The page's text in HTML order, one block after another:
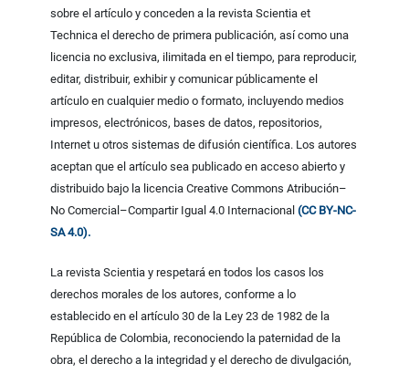
sobre el artículo y conceden a la revista Scientia et
Technica el derecho de primera publicación, así como una
licencia no exclusiva, ilimitada en el tiempo, para reproducir,
editar, distribuir, exhibir y comunicar públicamente el
artículo en cualquier medio o formato, incluyendo medios
impresos, electrónicos, bases de datos, repositorios,
Internet u otros sistemas de difusión científica. Los autores
aceptan que el artículo sea publicado en acceso abierto y
distribuido bajo la licencia Creative Commons Atribución–
No Comercial–Compartir Igual 4.0 Internacional(CC BY-NC-
SA 4.0).
La revista Scientia y respetará en todos los casos los
derechos morales de los autores, conforme a lo
establecido en el artículo 30 de la Ley 23 de 1982 de la
República de Colombia, reconociendo la paternidad de la
obra, el derecho a la integridad y el derecho de divulgación,